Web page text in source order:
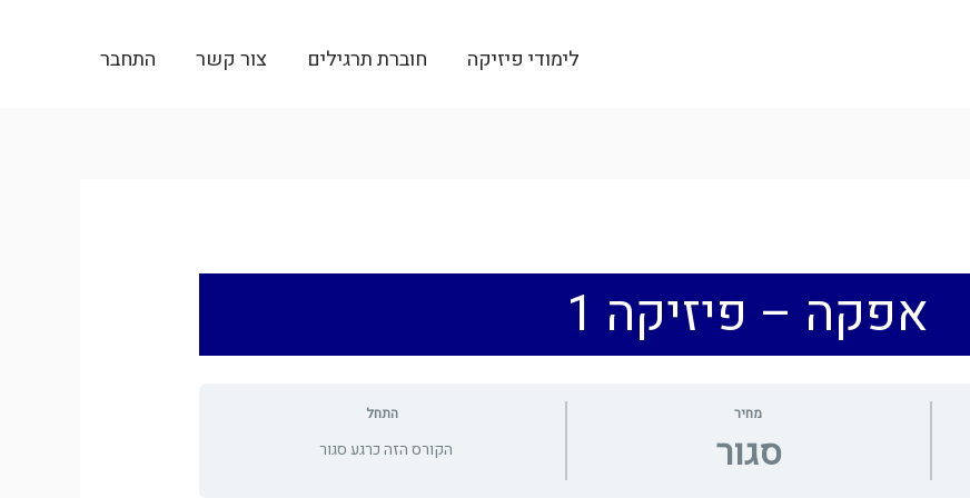
לימודי פיזיקה חוברת תרגילים צור קשר התחבר
אפקה – פיזיקה 1
מחיר
סגור
התחל
הקורס הזה כרגע סגור